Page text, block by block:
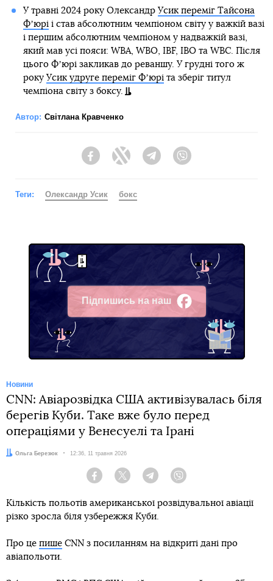
У травні 2024 року Олександр Усик переміг Тайсона
Фʼюрі і став абсолютним чемпіоном світу у важкій вазі
і першим абсолютним чемпіоном у надважкій вазі,
який мав усі пояси: WBA, WBO, IBF, IBO та WBC. Після
цього Фʼюрі закликав до реваншу. У грудні того ж
року Усик удруге переміг Фʼюрі та зберіг титул
чемпіона світу з боксу.
Автор: Світлана Кравченко
FacebookTwitter Telegram
Теги: Олександр Усик бокс
Підпишись на наш
Facebook
Новини
CNN: Авіарозвідка США активізувалась біля
берегів Куби. Таке вже було перед
операціями у Венесуелі та Ірані
Автор:
Ольга Березюк Дата:
12:36, 11 травня 2026
Facebook Twitter Telegram
Кількість польотів американської розвідувальної авіації
різко зросла біля узбережжя Куби.
Про це пише СNN з посиланням на відкриті дані про
авіапольоти.